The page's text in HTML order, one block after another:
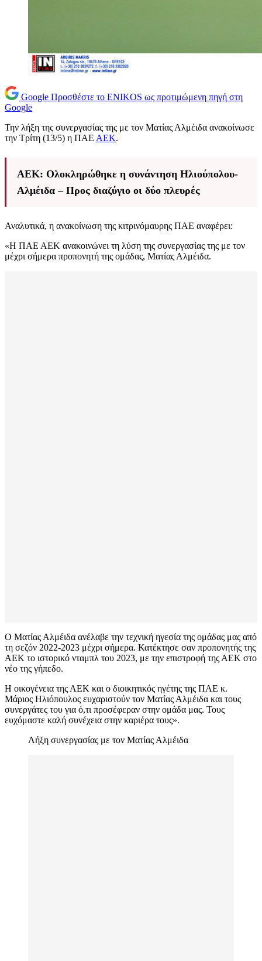
Google Προσθέστε το ENIKOS ως προτιμώμενη πηγή στη
Google
Την λήξη της συνεργασίας της με τον Ματίας Αλμέιδα ανακοίνωσε
την Τρίτη (13/5) η ΠΑΕ ΑΕΚ.
ΑΕΚ: Ολοκληρώθηκε η συνάντηση Ηλιούπολου-
Αλμέιδα – Προς διαζύγιο οι δύο πλευρές
Αναλυτικά, η ανακοίνωση της κιτρινόμαυρης ΠΑΕ αναφέρει:
«Η ΠΑΕ ΑΕΚ ανακοινώνει τη λύση της συνεργασίας της με τον
μέχρι σήμερα προπονητή της ομάδας, Ματίας Αλμέιδα.
Ο Ματίας Αλμέιδα ανέλαβε την τεχνική ηγεσία της ομάδας μας από
τη σεζόν 2022-2023 μέχρι σήμερα. Κατέκτησε σαν προπονητής της
ΑΕΚ το ιστορικό νταμπλ του 2023, με την επιστροφή της ΑΕΚ στο
νέο της γήπεδο.
Η οικογένεια της ΑΕΚ και ο διοικητικός ηγέτης της ΠΑΕ κ.
Μάριος Ηλιόπουλος ευχαριστούν τον Ματίας Αλμέιδα και τους
συνεργάτες του για ό,τι προσέφεραν στην ομάδα μας. Τους
ευχόμαστε καλή συνέχεια στην καριέρα τους».
Λήξη συνεργασίας με τον Ματίας Αλμέιδα